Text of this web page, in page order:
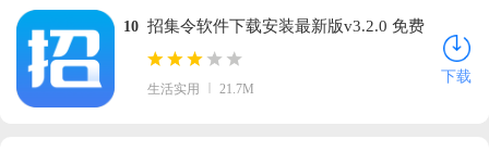
10 招集令软件下载安装最新版v3.2.0 免费
版
生活实用 21.7M
下载